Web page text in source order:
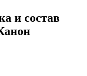
и состав